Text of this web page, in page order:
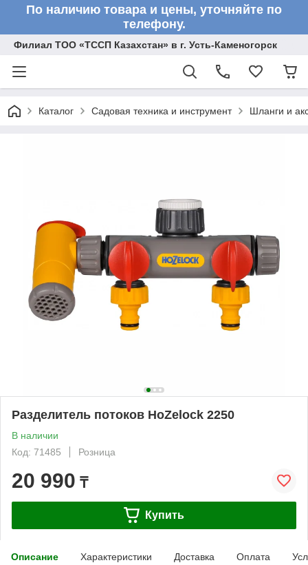
По наличию товара и цены, уточняйте по
телефону.
Филиал ТОО «ТССП Казахстан» в г. Усть-Каменогорск
Каталог Садовая техника и инструмент Шланги и
Разделитель потоков HoZelock 2250
В наличии
Код: 71485
Розница
20 990 ₸
Купить
Описание Характеристики Доставка Оплата